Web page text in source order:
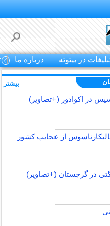
در بیتوته درباره ما
در اکوادور (+تصاویر)
از عجایب کشور
در گرجستان (+تصاویر)
بیشتر